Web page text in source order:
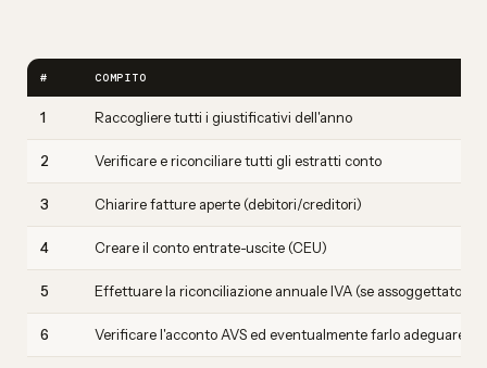
# COMPITO
1 Raccogliere tutti i giustificativi dell'anno
2 Verificare e riconciliare tutti gli estratti conto
3 Chiarire fatture aperte (debitori/creditori)
4 Creare il conto entrate-uscite (CEU)
5 Effettuare la riconciliazione annuale IVA (se assoggettato)
6 Verificare l'acconto AVS ed eventualmente farlo adeguare